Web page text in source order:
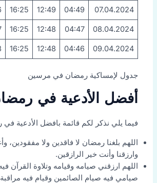
07.04.2024
04:49
12:49
16:25
08.04.2024
04:47
12:48
16:25
09.04.2024
04:46
12:48
16:25
جدول لإمساكية رمضان في مرسين
أفضل الأدعية في
فيما يلي نذكر لكم قائمة بافضل الأدعية
اللهم بلغنا رمضان لا فاقدين ولا مفقودين،
وارزقنا وأنت خير الرازقين.
اللهم ارزقني صيامه وقيامه وتلاوة القرآن
صيامي فيه صيام الصائمين وقيام فيه مراقبة